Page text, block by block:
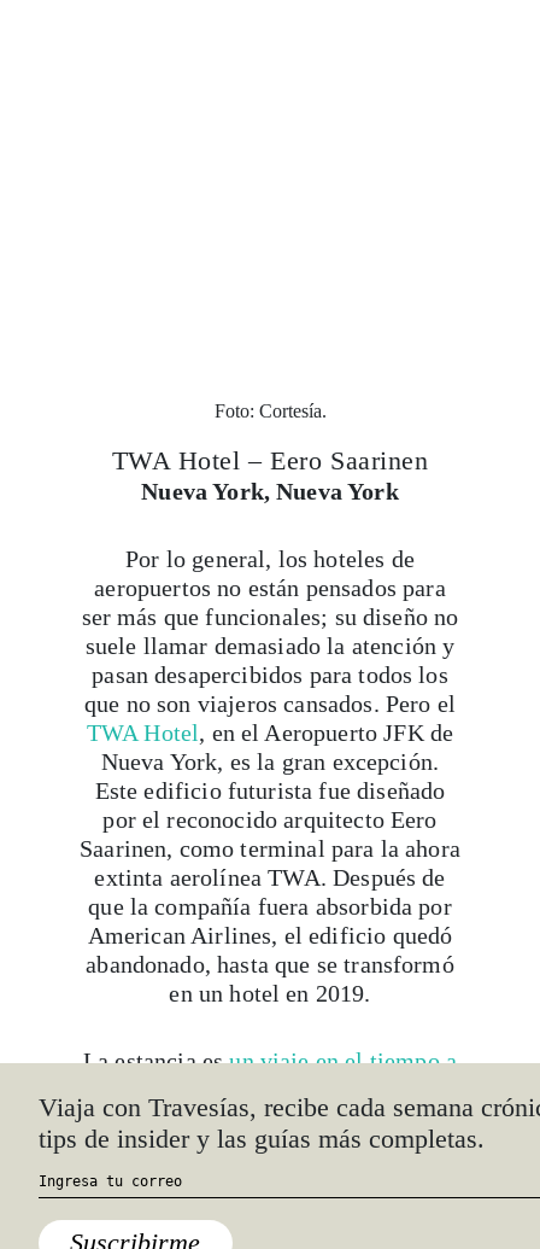
Foto: Cortesía.
TWA Hotel – Eero Saarinen
Nueva York, Nueva York
Por lo general, los hoteles de
aeropuertos no están pensados para
ser más que funcionales; su diseño no
suele llamar demasiado la atención y
pasan desapercibidos para todos los
que no son viajeros cansados. Pero el
TWA Hotel, en el Aeropuerto JFK de
Nueva York, es la gran excepción.
Este edificio futurista fue diseñado
por el reconocido arquitecto Eero
Saarinen, como terminal para la ahora
extinta aerolínea TWA. Después de
que la compañía fuera absorbida por
American Airlines, el edificio quedó
abandonado, hasta que se transformó
en un hotel en 2019.
La estancia esun viaje en el tiempo a
comunes llenas de memorabilia de
TWA y otros espacios para que los
huéspedes se relajen durante una
escala. Puedes llegar a las
instalaciones sin salir del aeropuerto
Viaja con Travesías, recibe cada semana
tips de insider y las guías más completas.
Suscribirme